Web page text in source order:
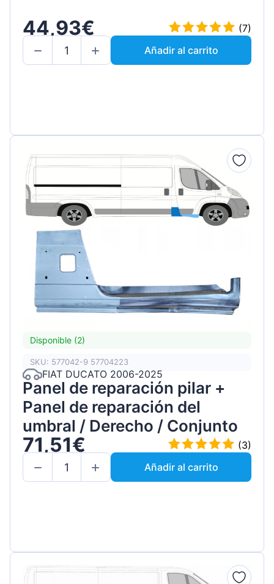
44,93€
(7)
Añadir al carrito
Disponible (2)
SKU: 577042-9 57704223
FIAT DUCATO 2006-2025
Panel de reparación pilar +
Panel de reparación del
umbral / Derecho / Conjunto
71,51€
(3)
Añadir al carrito